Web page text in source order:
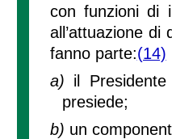
con funzioni di
all’attuazione
fanno parte:(14)
a) il
presiede;
b) un